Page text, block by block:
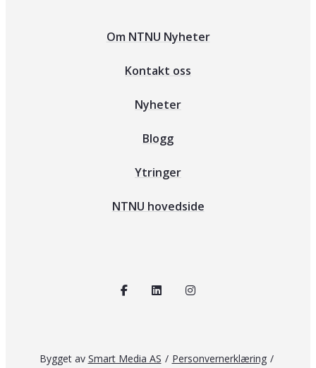
Om NTNU Nyheter
Kontakt oss
Nyheter
Blogg
Ytringer
NTNU hovedside
Bygget av Smart Media AS / Personvernerklæring /